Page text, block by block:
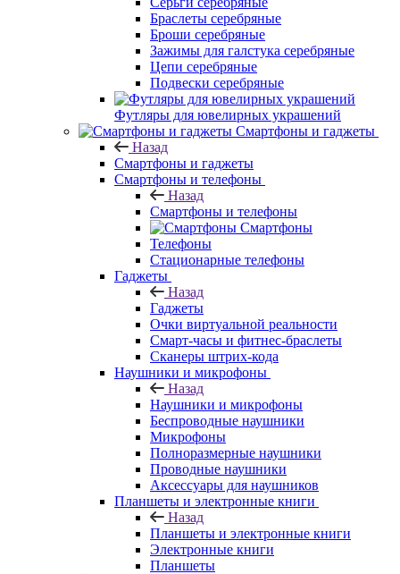
Браслеты серебряные
Броши серебряные
Зажимы для галстука серебряные
Цепи серебряные
Подвески серебряные
Футляры для ювелирных украшений
Смартфоны и гаджеты
Назад
Смартфоны и гаджеты
Смартфоны и телефоны
Назад
Смартфоны и телефоны
Смартфоны
Телефоны
Стационарные телефоны
Гаджеты
Назад
Гаджеты
Очки виртуальной реальности
Смарт-часы и фитнес-браслеты
Сканеры штрих-кода
Наушники и микрофоны
Назад
Наушники и микрофоны
Беспроводные наушники
Микрофоны
Полноразмерные наушники
Проводные наушники
Аксессуары для наушников
Планшеты и электронные книги
Назад
Планшеты и электронные книги
Электронные книги
Планшеты